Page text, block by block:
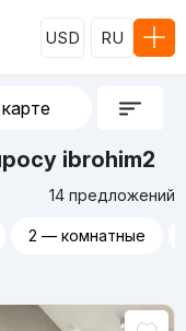
USD RU
ibrohim2
14 предложений
2 — комнатные